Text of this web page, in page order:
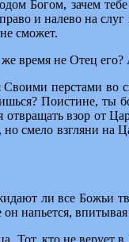
Богом, зачем
и налево на
сможет.
время не Отец
перстами во
Поистине, ты
взор от
смело взгляни на
ли все Божьи
напьется,
Тот, кто не